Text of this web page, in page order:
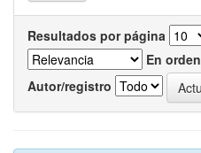
Resultados por página
En orden
Autor/registro